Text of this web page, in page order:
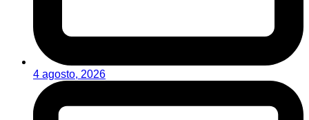
4 agosto, 2026